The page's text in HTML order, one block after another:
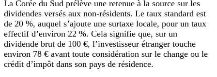
La Corée du Sud prélève une retenue à la source sur les
dividendes versés aux non‑résidents. Le taux standard est
de 20 %, auquel s’ajoute une surtaxe locale, pour un taux
effectif d’environ 22 %. Cela signifie que, sur un
dividende brut de 100 €, l’investisseur étranger touche
environ 78 € avant toute considération sur le change ou le
crédit d’impôt dans son pays de résidence.